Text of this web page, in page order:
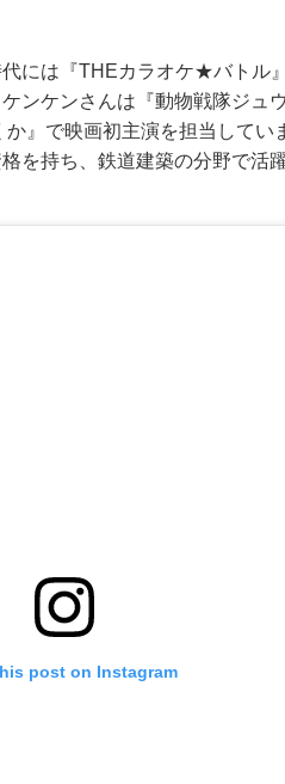
には『THEカラオケ★バトル
ンケンさんは『動物戦隊ジュ
』で映画初主演を担当してい
を持ち、鉄道建築の分野で活
post on Instagram